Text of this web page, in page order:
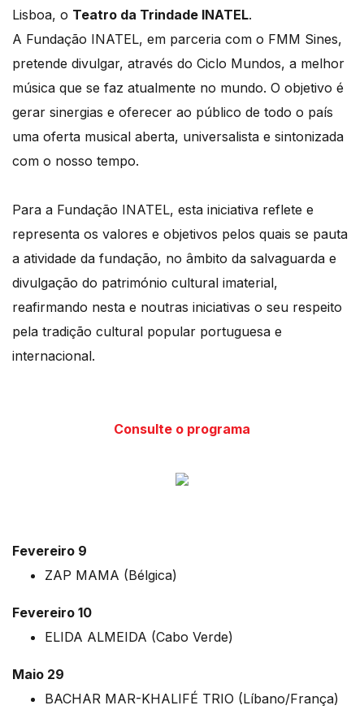
Lisboa, o Teatro da Trindade INATEL.
A Fundação INATEL, em parceria com o FMM Sines,
pretende divulgar, através do Ciclo Mundos, a melhor
música que se faz atualmente no mundo. O objetivo é
gerar sinergias e oferecer ao público de todo o país
uma oferta musical aberta, universalista e sintonizada
com o nosso tempo.
Para a Fundação INATEL, esta iniciativa reflete e
representa os valores e objetivos pelos quais se pauta
a atividade da fundação, no âmbito da salvaguarda e
divulgação do património cultural imaterial,
reafirmando nesta e noutras iniciativas o seu respeito
pela tradição cultural popular portuguesa e
internacional.
Consulte o programa
Fevereiro 9
ZAP MAMA (Bélgica)
Fevereiro 10
ELIDA ALMEIDA (Cabo Verde)
Maio 29
BACHAR MAR-KHALIFÉ TRIO (Líbano/França)